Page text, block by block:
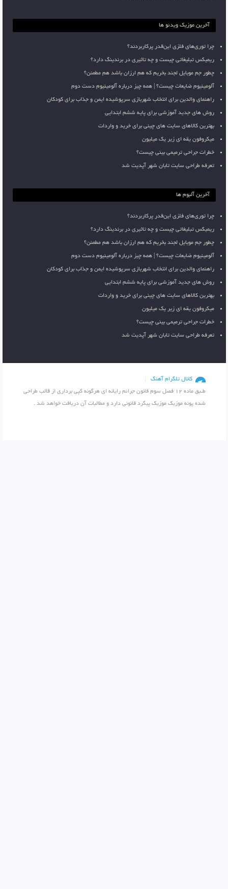
آخرین موزیک ویدئو ها
چرا توری‌های فلزی این‌قدر پرکاربردند؟
ریمیکس تبلیغاتی چیست و چه تاثیری در برندینگ دارد؟
چطور جم موبایل لجند بخریم که هم ارزان باشد هم مطمئن؟
آلومینیوم ضایعات چیست؟ | همه چیز درباره آلومینیوم دست دوم
راهنمای والدین برای انتخاب شهربازی سرپوشیده ایمن و جذاب برای کودکان
روش های جدید آموزشی برای پایه ششم ابتدایی
بهترین کالاهای سایت های چینی برای خرید و واردات
میکروفون یقه ای زیر یک میلیون
خطرات جراحی ترمیمی بینی چیست؟
تعرفه طراحی سایت تابان شهر آپدیت شد
آخرین آلبوم ها
چرا توری‌های فلزی این‌قدر پرکاربردند؟
ریمیکس تبلیغاتی چیست و چه تاثیری در برندینگ دارد؟
چطور جم موبایل لجند بخریم که هم ارزان باشد هم مطمئن؟
آلومینیوم ضایعات چیست؟ | همه چیز درباره آلومینیوم دست دوم
راهنمای والدین برای انتخاب شهربازی سرپوشیده ایمن و جذاب برای کودکان
روش های جدید آموزشی برای پایه ششم ابتدایی
بهترین کالاهای سایت های چینی برای خرید و واردات
میکروفون یقه ای زیر یک میلیون
خطرات جراحی ترمیمی بینی چیست؟
تعرفه طراحی سایت تابان شهر آپدیت شد
کانال تلگرام آهنگ
طـبق ماده 12 فصل سوم قانون جرائم رایانه ای هرگونه کپی برداری از قالب طراحی
شده پونه موزیک موزیک پیگرد قانونی دارد و مطالبات آن دریافت خواهد شد .